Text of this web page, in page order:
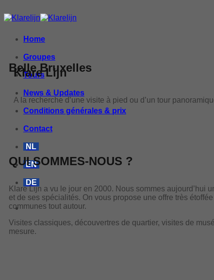
Home
Groupes
Tours
News & Updates
Conditions générales & prix
Contact
NL
EN
DE
Belle Bruxelles
Klare Lijn
A la recherche d’une visite à pied ou d’un tour
QUI SOMMES-NOUS ?
Klare Lijn a vu le jour en 2000. Nous sommes aujourd’hui
et de ses spécialités. On vous propose une offre très
communes tout autour.
Visites classiques, découvertres de quartier, visites de
mesure.